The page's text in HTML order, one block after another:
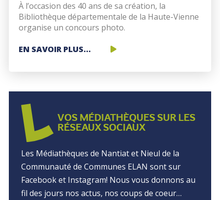
À l’occasion des 40 ans de sa création, la
Bibliothèque départementale de la Haute-Vienne
organise un concours photo.
EN SAVOIR PLUS...
CONCOURS
VOS MÉDIATHÈQUES SUR LES
RÉSEAUX SOCIAUX
Les Médiathèques de Nantiat et Nieul de la
Communauté de Communes ELAN sont sur
Facebook et Instagram! Nous vous donnons au
fil des jours nos actus, nos coups de coeur…